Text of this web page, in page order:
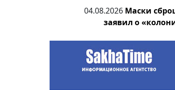
04.08.2026 Маски
заявил о